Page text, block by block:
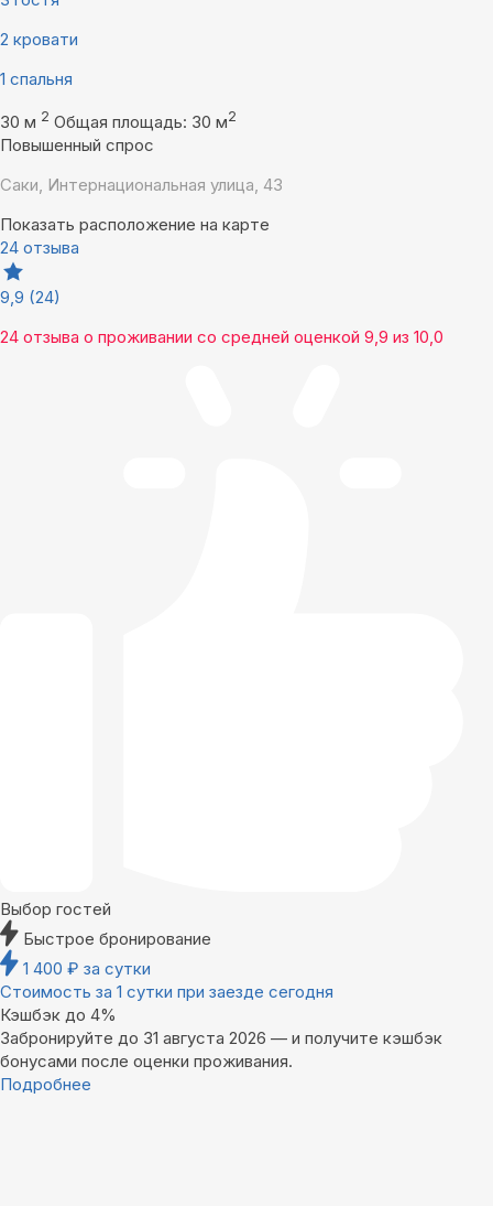
2 кровати
1 спальня
30 м 2 Общая площадь: 30 м2
Повышенный спрос
Саки, Интернациональная улица, 43
Показать расположение на карте
24 отзыва
9,9 (24)
24 отзыва о проживании со средней оценкой 9,9 из 10,0
Выбор гостей
Быстрое бронирование
1 400 ₽ за сутки
Стоимость за 1 сутки при заезде сегодня
Кэшбэк до 4%
Забронируйте до 31 августа 2026 — и получите кэшбэк
бонусами после оценки проживания.
Подробнее